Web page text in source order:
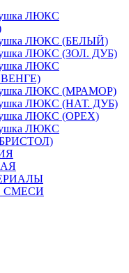
ЛЮКС
ЛЮКС (БЕЛЫЙ)
ЛЮКС (ЗОЛ. ДУБ)
ЛЮКС
ЛЮКС (МРАМОР)
ЛЮКС (НАТ. ДУБ)
ЛЮКС (ОРЕХ)
ЛЮКС
СМЕСИ